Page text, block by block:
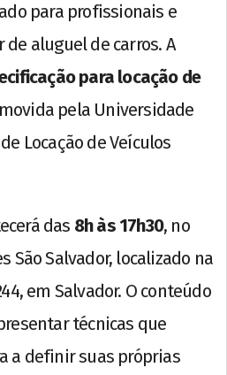
para profissionais e
aluguel de carros. A
para locação de
pela Universidade
Locação de Veículos
das 8h às 17h30, no
São Salvador, localizado na
em Salvador. O conteúdo
técnicas que
a definir suas próprias